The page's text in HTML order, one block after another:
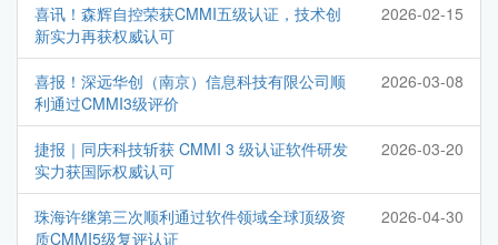
喜讯！森辉自控荣获CMMI五级认证，技术创
新实力再获权威认可
2026-02-15
喜报！深远华创（南京）信息科技有限公司顺
利通过CMMI3级评价
2026-03-08
捷报｜同庆科技斩获 CMMI 3 级认证软件研发
实力获国际权威认可
2026-03-20
珠海许继第三次顺利通过软件领域全球顶级资
质CMMI5级复评认证
2026-04-30